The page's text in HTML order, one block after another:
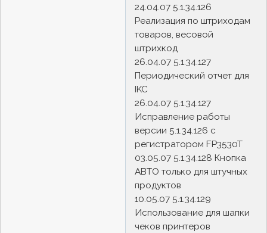
24.04.07 5.1.34.126
Реализация по штриходам
товаров, весовой
штрихкод
26.04.07 5.1.34.127
Периодический отчет для
IKC
26.04.07 5.1.34.127
Исправление работы
версии 5.1.34.126 с
регистратором FP3530T
03.05.07 5.1.34.128 Кнопка
АВТО только для штучных
продуктов
10.05.07 5.1.34.129
Использование для шапки
чеков принтеров